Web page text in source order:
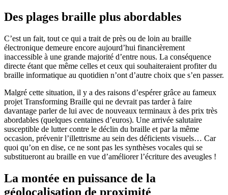
Des plages braille plus abordables
C’est un fait, tout ce qui a trait de près ou de loin au braille
électronique demeure encore aujourd’hui financièrement
inaccessible à une grande majorité d’entre nous. La conséquence
directe étant que même celles et ceux qui souhaiteraient profiter du
braille informatique au quotidien n’ont d’autre choix que s’en passer.
Malgré cette situation, il y a des raisons d’espérer grâce au fameux
projet Transforming Braille qui ne devrait pas tarder à faire
davantage parler de lui avec de nouveaux terminaux à des prix très
abordables (quelques centaines d’euros). Une arrivée salutaire
susceptible de lutter contre le déclin du braille et par la même
occasion, prévenir l’illettrisme au sein des déficients visuels… Car
quoi qu’on en dise, ce ne sont pas les synthèses vocales qui se
substitueront au braille en vue d’améliorer l’écriture des aveugles !
La montée en puissance de la
géolocalisation de proximité